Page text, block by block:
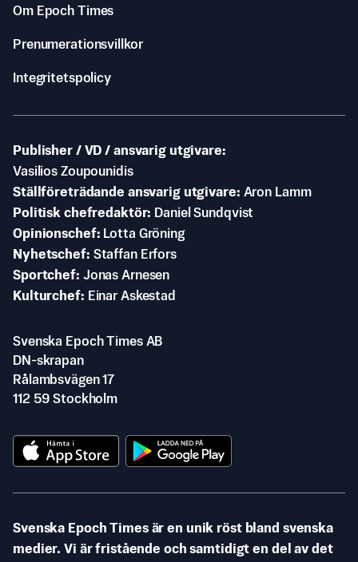
Om Epoch Times
Prenumerationsvillkor
Integritetspolicy
Publisher / VD / ansvarig utgivare
Vasilios Zoupounidis
Ställföreträdande ansvarig utgivare Aron Lamm
Politisk chefredaktör
Daniel Sundqvist
Opinionschef
Lotta Gröning
Nyhetschef Staffan Erfors
Sportchef Jonas Arnesen
Kulturchef
Einar Askestad
Svenska Epoch Times AB
DN-skrapan
Rålambsvägen 17
112 59 Stockholm
Svenska Epoch Times är en unik röst bland svenska
medier. Vi är fristående och samtidigt en del av det